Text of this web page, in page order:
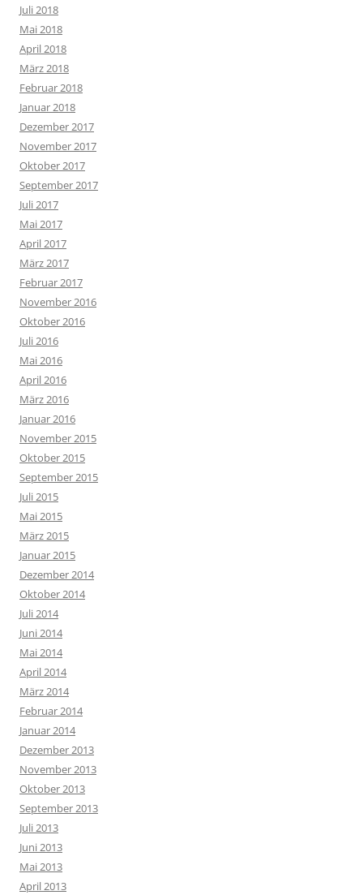
Juli 2018
Mai 2018
April 2018
März 2018
Februar 2018
Januar 2018
Dezember 2017
November 2017
Oktober 2017
September 2017
Juli 2017
Mai 2017
April 2017
März 2017
Februar 2017
November 2016
Oktober 2016
Juli 2016
Mai 2016
April 2016
März 2016
Januar 2016
November 2015
Oktober 2015
September 2015
Juli 2015
Mai 2015
März 2015
Januar 2015
Dezember 2014
Oktober 2014
Juli 2014
Juni 2014
Mai 2014
April 2014
März 2014
Februar 2014
Januar 2014
Dezember 2013
November 2013
Oktober 2013
September 2013
Juli 2013
Juni 2013
Mai 2013
April 2013